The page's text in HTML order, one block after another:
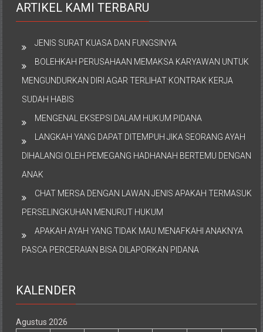
ARTIKEL KAMI TERBARU
JENIS SURAT KUASA DAN FUNGSINYA
BOLEHKAH PERUSAHAAN MEMAKSA KARYAWAN UNTUK
MENGUNDURKAN DIRI AGAR TERLIHAT KONTRAK KERJA
SUDAH HABIS
MENGENAL EKSEPSI DALAM HUKUM PIDANA
LANGKAH YANG DAPAT DITEMPUH JIKA SEORANG AYAH
DIHALANGI OLEH PEMEGANG HADHANAH BERTEMU DENGAN
ANAK
CHAT MERSA DENGAN LAWAN JENIS APAKAH TERMASUK
PERSELINGKUHAN MENURUT HUKUM
APAKAH AYAH YANG TIDAK MAU MENAFKAHI ANAKNYA
PASCA PERCERAIAN BISA DILAPORKAN PIDANA
KALENDER
Agustus 2026